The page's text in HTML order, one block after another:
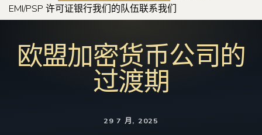
EMI/PSP 许可证银行我们的队伍联系我们
欧盟加密货币公司的
过渡期
29 7 月, 2025